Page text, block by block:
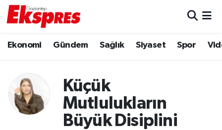
Ekonomi Gündem Sağlık Siyaset Spor
Küçük
Mutlulukların
Büyük Disiplini
Ekonomi
Gaziantep son dakika
Genel
Trafik Durumu
Puan Durumu ve Fikstür
Tüm Manşetler